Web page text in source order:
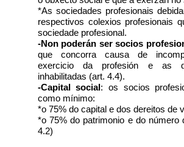
*As sociedades profesionais
respectivos colexios profesionais
sociedade profesional.
-Non poderán ser socios
que concorra causa de
exercicio da profesión e as
inhabilitadas (art. 4.4).
-Capital social: os socios
como mínimo:
*o 75% do capital e dos dereitos de
*o 75% do patrimonio e do número
4.2)